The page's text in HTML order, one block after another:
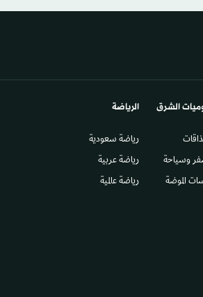
الشرق​
وسياحة
الموضة
الرياضة
رياضة سعودية
رياضة عربية
رياضة عالمية